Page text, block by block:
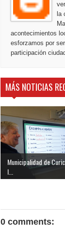
la
acontecimientos
esforzamos por
participación
MÁS NOTICIAS
Municipalidad de
l...
0 comments: